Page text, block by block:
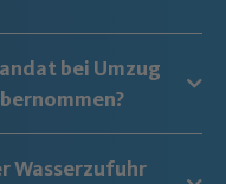
bei Umzug
Wasserzufuhr